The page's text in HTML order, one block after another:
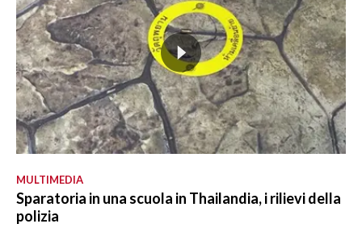
MULTIMEDIA
Sparatoria in una scuola in Thailandia, i rilievi della
polizia